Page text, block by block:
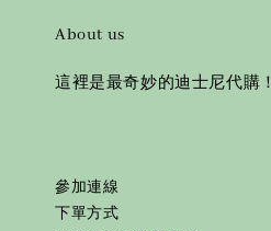
About us
這裡是最奇妙的迪士尼代購！
參加連線
下單方式